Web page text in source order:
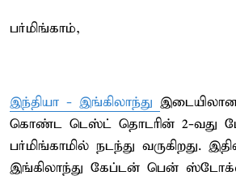
பர்மிங்காம்,
இந்தியா - இங்கிலாந்து
கொண்ட டெஸ்ட் தொடரின் 2-வது
பர்மிங்காமில் நடந்து வருகிறது.
இங்கிலாந்து கேப்டன் பென்